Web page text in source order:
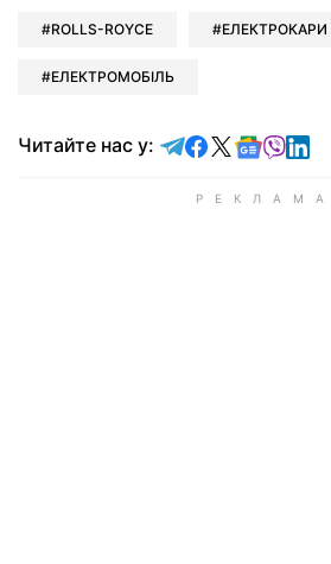
ROLLS-ROYCE ЕЛЕКТРОКАРИ
ЕЛЕКТРОМОБІЛЬ
Читайте нас у: Читайте у
Читайте у
Читайте у